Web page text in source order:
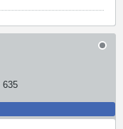
635